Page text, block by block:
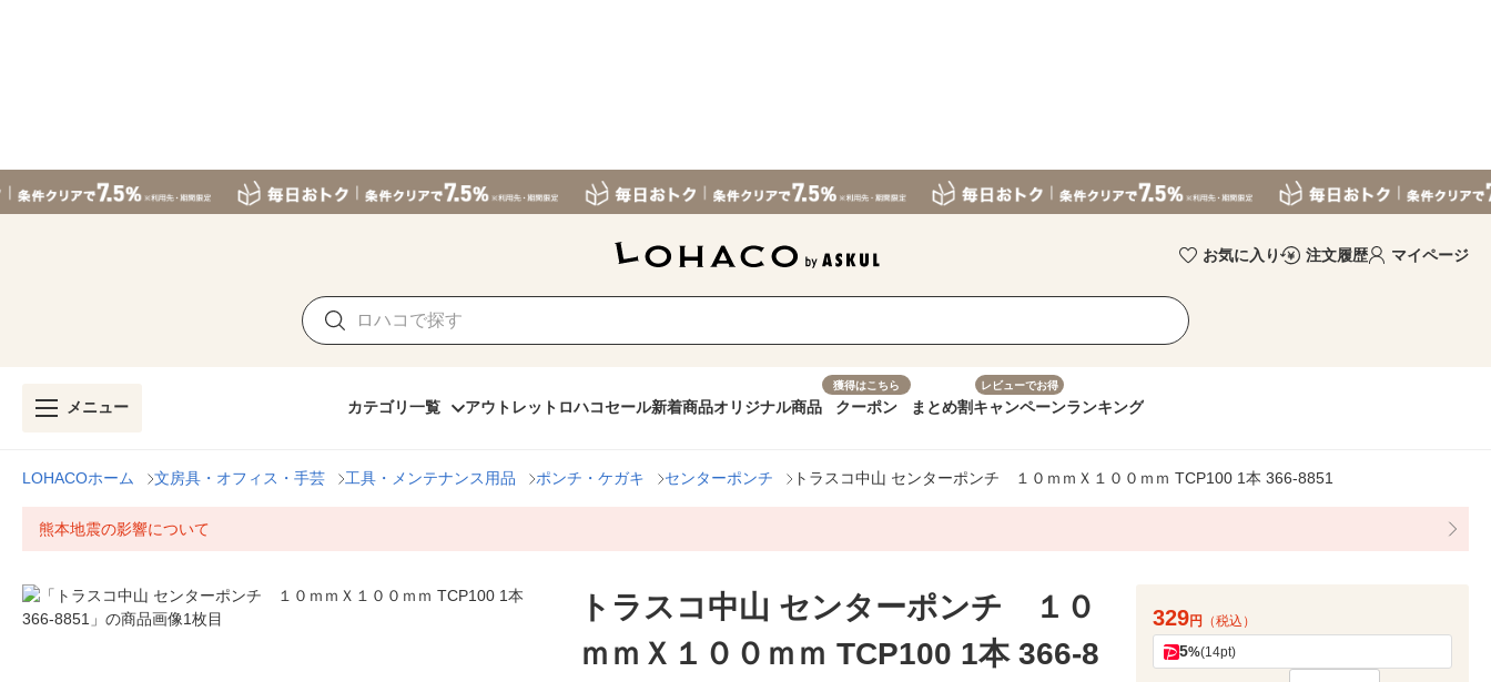
お気に入り 注文履歴 マイページ
メニュー カテゴリ一覧 アウトレット ロハコセール新着商品オリジナル商品
獲得はこちら
クーポン まとめ割
レビューでお得
キャンペーンランキング
LOHACOホーム 文房具・オフィス・手芸 工具・メンテナンス用品 ポンチ・ケガキ センターポンチ トラスコ中山 センターポンチ １０ｍｍＸ１００ｍｍ TCP100 1本 366-8851
熊本地震の影響について
トラスコ中山 センターポンチ １０
ｍｍＸ１００ｍｍ TCP100 1本 366-8
329円 （税込）
5%(14pt)